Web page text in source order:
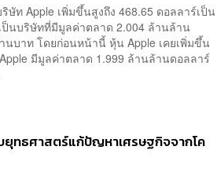
ท Apple เพิ่มขึ้นสูงถึง 468.65 ดอลลาร์เป็น
ป็นบริษัทที่มีมูลค่าตลาด 2.004 ล้านล้าน
บาท โดยก่อนหน้านี้ หุ้น Apple เคยเพิ่มขึ้น
มีมูลค่าตลาด 1.999 ล้านล้านดอลลาร์
ยุทธศาสตร์แก้ปัญหาเศรษฐกิจจากโค